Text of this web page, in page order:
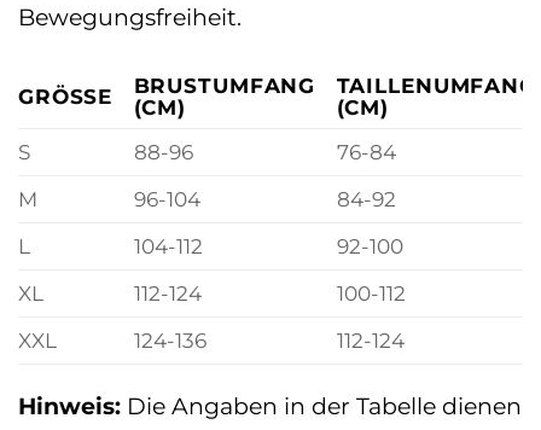
Bewegungsfreiheit.
GRÖSSE
BRUSTUMFANG
(CM)
TAILLENUMFANG
(CM)
S
88-96
76-84
M
96-104
84-92
L
104-112
92-100
XL
112-124
100-112
XXL
124-136 112-124
Hinweis: Die Angaben in der Tabelle dienen